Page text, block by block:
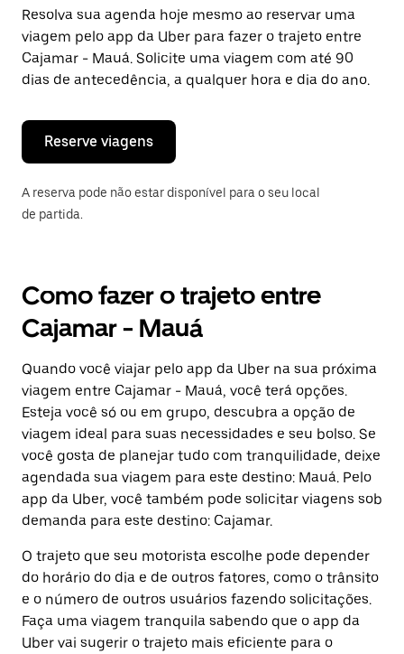
uma
data.
Pressione
a
tecla
“ESC”
fechar
calendário.
Resolva sua agenda hoje mesmo ao reservar uma
viagem pelo app da Uber para fazer o trajeto entre
Cajamar - Mauá. Solicite uma viagem com até 90
dias de antecedência, a qualquer hora e dia do ano.
Reserve viagens
A reserva pode não estar disponível para o seu local
de partida.
Como fazer o trajeto entre
Cajamar - Mauá
Quando você viajar pelo app da Uber na sua próxima
viagem entre Cajamar - Mauá, você terá opções.
Esteja você só ou em grupo, descubra a opção de
viagem ideal para suas necessidades e seu bolso. Se
você gosta de planejar tudo com tranquilidade, deixe
agendada sua viagem para este destino: Mauá. Pelo
app da Uber, você também pode solicitar viagens sob
demanda para este destino: Cajamar.
O trajeto que seu motorista escolhe pode depender
do horário do dia e de outros fatores, como o trânsito
e o número de outros usuários fazendo solicitações.
Faça uma viagem tranquila sabendo que o app da
Uber vai sugerir o trajeto mais eficiente para o